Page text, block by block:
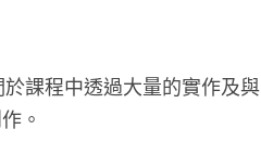
課程中透過大量的實作及與
。